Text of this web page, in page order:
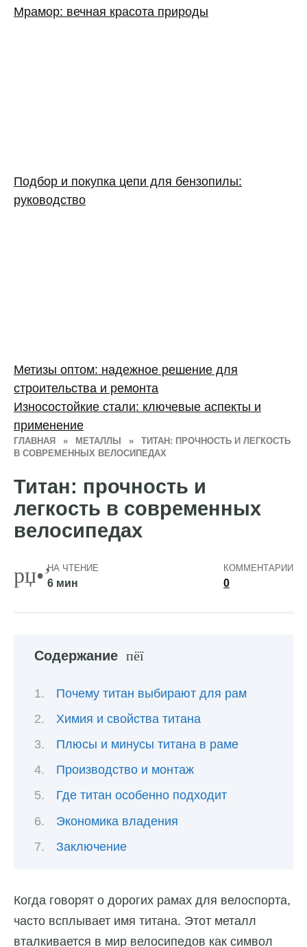
ГЛАВНАЯ » МЕТАЛЛЫ »
ТИТАН: ПРОЧНОСТЬ И ЛЕГКОСТЬ
В СОВРЕМЕННЫХ ВЕЛОСИПЕДАХ
Титан: прочность и
легкость в современных
велосипедах
НА ЧТЕНИЕ
6 мин
КОММЕНТАРИИ
0
Содержание
Почему титан выбирают для рам
Химия и свойства титана
Плюсы и минусы титана в раме
Производство и монтаж
Где титан особенно подходит
Экономика владения
Заключение
Когда говорят о дорогих рамах для велоспорта,
часто всплывает имя титана. Этот металл
вталкивается в мир велосипедов как символ
Мрамор: вечная красота природы
Подбор и покупка цепи для бензопилы:
руководство
Метизы оптом: надежное решение для
строительства и ремонта
Износостойкие стали: ключевые аспекты и
применение